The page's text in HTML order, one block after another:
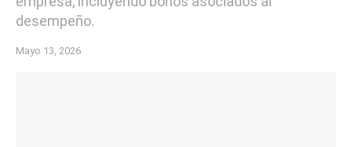
desempeño.
Mayo 13, 2026